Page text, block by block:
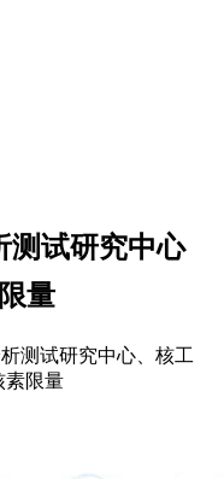
测试研究中心
量
测试研究中心、核工
素限量